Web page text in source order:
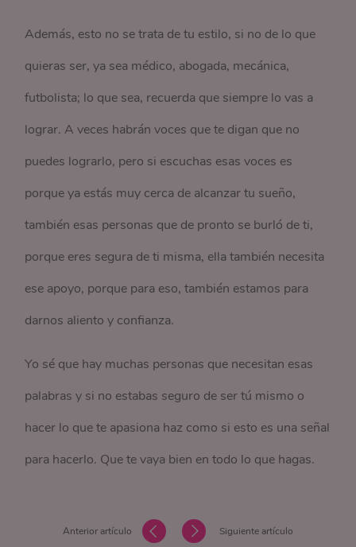
Además, esto no se trata de tu estilo, si no de lo que
quieras ser, ya sea médico, abogada, mecánica,
futbolista; lo que sea, recuerda que siempre lo vas a
lograr. A veces habrán voces que te digan que no
puedes lograrlo, pero si escuchas esas voces es
porque ya estás muy cerca de alcanzar tu sueño,
también esas personas que de pronto se burló de ti,
porque eres segura de ti misma, ella también necesita
ese apoyo, porque para eso, también estamos para
darnos aliento y confianza.
Yo sé que hay muchas personas que necesitan esas
palabras y si no estabas seguro de ser tú mismo o
hacer lo que te apasiona haz como si esto es una señal
para hacerlo. Que te vaya bien en todo lo que hagas.
Anterior artículo Siguiente artículo